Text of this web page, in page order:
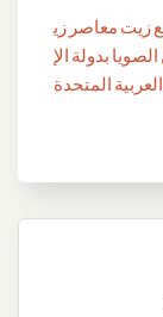
زيت معاصر زي
بدولة الإ
المتحدة